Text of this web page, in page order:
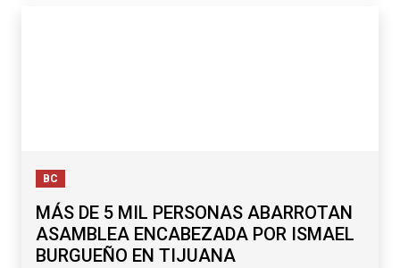
BC
MÁS DE 5 MIL PERSONAS ABARROTAN
ASAMBLEA ENCABEZADA POR ISMAEL
BURGUEÑO EN TIJUANA